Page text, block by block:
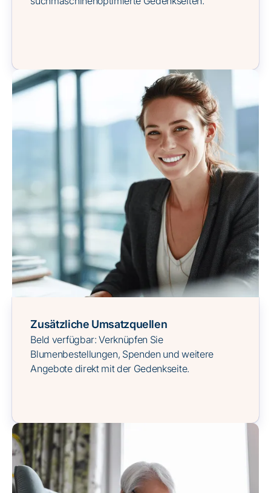
Zusätzliche Umsatzquellen
Beld verfügbar: Verknüpfen Sie
Blumenbestellungen, Spenden und weitere
Angebote direkt mit der Gedenkseite.